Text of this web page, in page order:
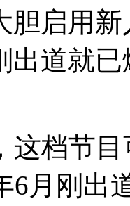
胆启用
出道就
档节目
6月刚出